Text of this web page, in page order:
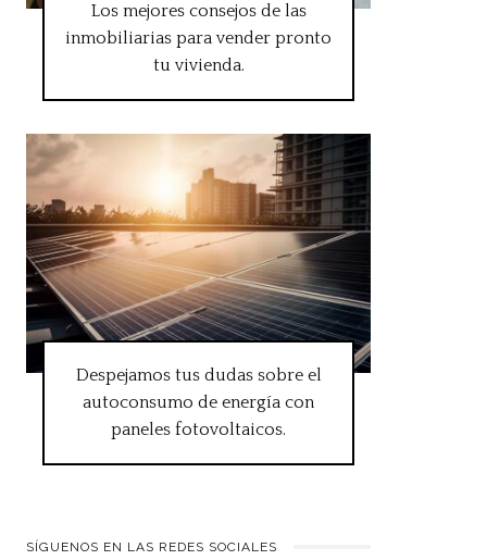
Los mejores consejos de las
inmobiliarias para vender pronto
tu vivienda.
Despejamos tus dudas sobre el
autoconsumo de energía con
paneles fotovoltaicos.
SÍGUENOS EN LAS REDES SOCIALES